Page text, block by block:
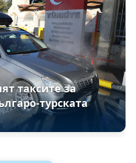
таксите за
турската